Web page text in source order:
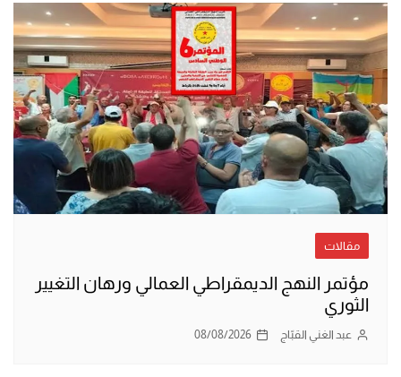
مقالات
مؤتمر النهج الديمقراطي العمالي ورهان التغيير
الثوري
عبد الغني القبّاج 08/08/2026